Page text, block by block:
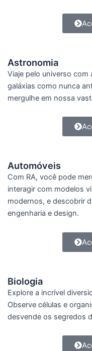
Astronomia
Viaje pelo universo com
galáxias como nunca
mergulhe em nossa
Automóveis
Com RA, você pode
interagir com modelos
modernos, e descobrir
engenharia e design.
Biologia
Explore a incrível
Observe células e
desvende os segredos